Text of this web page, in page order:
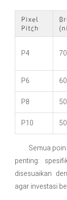
Pixel
Pitch
P4
P6
P8
P10
Semua
penting:
disesuaikan
agar investasi